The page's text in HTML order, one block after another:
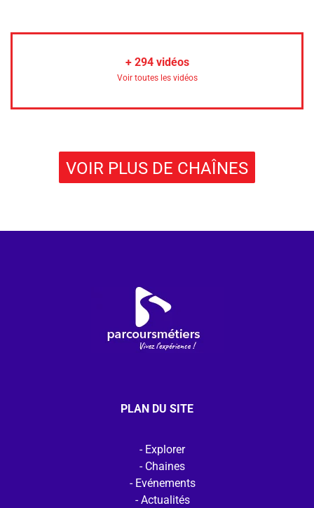
+ 294vidéos
Voir toutes les vidéos
VOIR PLUS DE CHAÎNES
PLAN DU SITE
Explorer
Chaines
Evénements
Actualités